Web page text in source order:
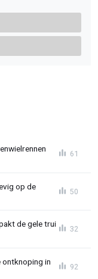
61
op de
50
de gele trui
32
ontknoping in
92